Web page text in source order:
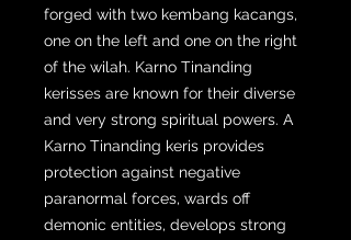
forged with two kembang kacangs,
one on the left and one on the right
of the wilah. Karno Tinanding
kerisses are known for their diverse
and very strong spiritual powers. A
Karno Tinanding keris provides
protection against negative
paranormal forces, wards off
demonic entities, develops strong